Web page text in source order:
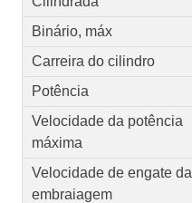
Binário, máx
Carreira do cilindro
Potência
Velocidade da potência
máxima
Velocidade de engate da
embraiagem